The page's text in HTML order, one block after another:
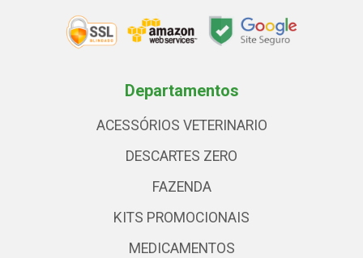
Departamentos
ACESSÓRIOS VETERINARIO
DESCARTES ZERO
FAZENDA
KITS PROMOCIONAIS
MEDICAMENTOS